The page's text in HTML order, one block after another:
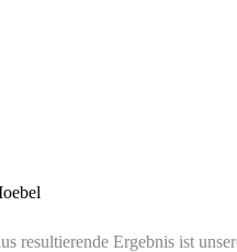
resultierende Ergebnis ist